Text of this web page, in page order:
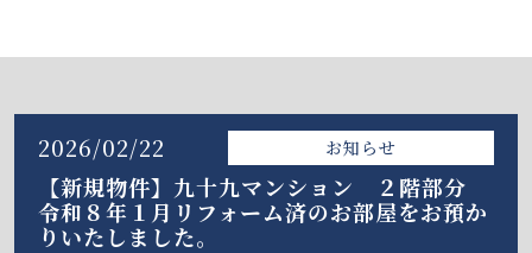
2026/02/22 お知らせ
【新規物件】九十九マンション ２階部分
令和８年１月リフォーム済のお部屋をお預か
りいたしました。